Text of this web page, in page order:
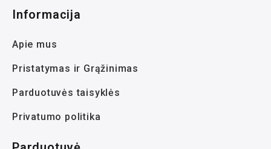
Informacija
Apie mus
Pristatymas ir Grąžinimas
Parduotuvės taisyklės
Privatumo politika